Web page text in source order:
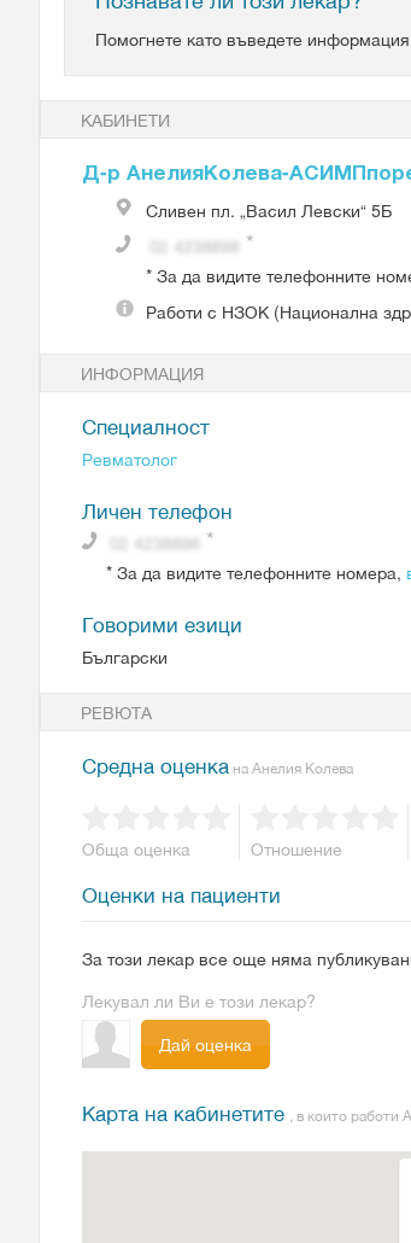
Помогнете като въведете
КАБИНЕТИ
Д-р АнелияКолева-
Сливен пл. „Васил Левски“ 5Б
* За да видите телефонните
Работи с НЗОК (Национална
ИНФОРМАЦИЯ
Специалност
Ревматолог
Личен телефон
* За да видите телефонните номера,
Говорими езици
Български
РЕВЮТА
Средна оценка на Анелия Колева
Обща оценка Отношение
Оценки на пациенти
За този лекар все още няма
Лекувал ли Ви е този лекар?
Дай оценка
Карта на кабинетите , в които работи